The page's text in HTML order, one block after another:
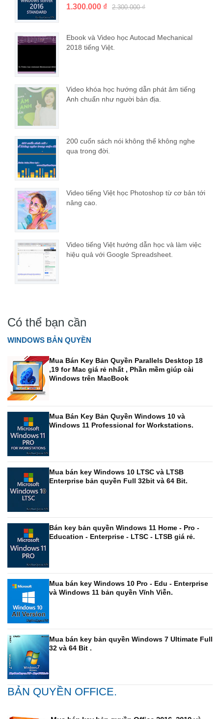
1.300.000 ₫ 2.300.000 ₫
Ebook và Video học Autocad Mechanical
2018 tiếng Việt.
Video khóa học hướng dẫn phát âm tiếng
Anh chuẩn như người bản địa.
200 cuốn sách nói không thể không nghe
qua trong đời.
Video tiếng Việt học Photoshop từ cơ bản tới
nâng cao.
Video tiếng Việt hướng dẫn học và làm việc
hiệu quả với Google Spreadsheet.
Có thể bạn cần
WINDOWS BẢN QUYỀN
Mua Bán Key Bản Quyền Parallels Desktop 18
,19 for Mac giá rẻ nhất , Phần mềm giúp cài
Windows trên MacBook
Mua Bán Key Bản Quyền Windows 10 và
Windows 11 Professional for Workstations.
Mua bán key Windows 10 LTSC và LTSB
Enterprise bản quyền Full 32bit và 64 Bit.
Bán key bản quyền Windows 11 Home - Pro -
Education - Enterprise - LTSC - LTSB giá rẻ.
Mua bán key Windows 10 Pro - Edu - Enterprise
và Windows 11 bản quyền Vĩnh Viễn.
Mua bán key bản quyền Windows 7 Ultimate Full
32 và 64 Bit .
BẢN QUYỀN OFFICE.